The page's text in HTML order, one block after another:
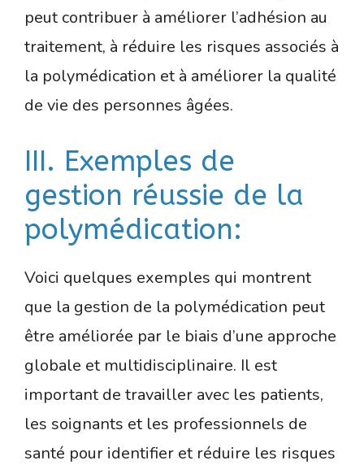
peut contribuer à améliorer l’adhésion au
traitement, à réduire les risques associés à
la polymédication et à améliorer la qualité
de vie des personnes âgées.
III. Exemples de
gestion réussie de la
polymédication:
Voici quelques exemples qui montrent
que la gestion de la polymédication peut
être améliorée par le biais d’une approche
globale et multidisciplinaire. Il est
important de travailler avec les patients,
les soignants et les professionnels de
santé pour identifier et réduire les risques